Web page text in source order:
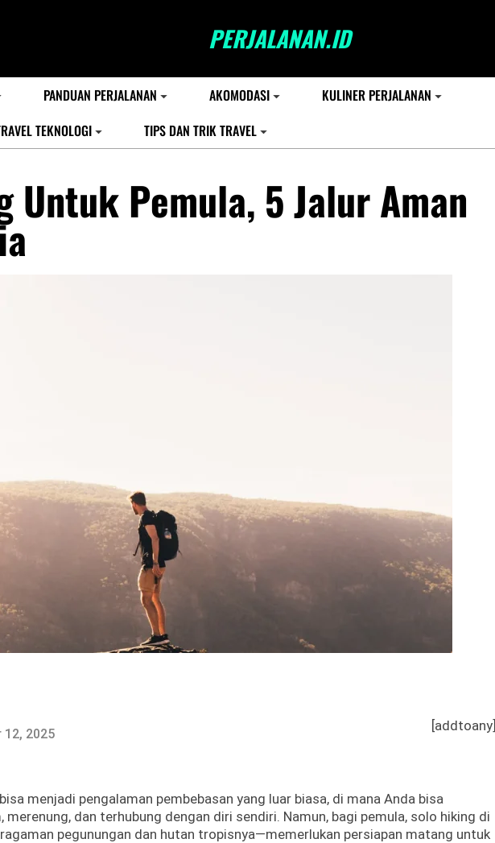
PERJALANAN.ID
PANDUAN PERJALANAN AKOMODASI
KULINER PERJALANAN
TEKNOLOGI TIPS DAN TRIK TRAVEL
Untuk Pemula, 5 Jalur Aman
12, 2025 [addtoany]
menjadi pengalaman pembebasan yang luar biasa, di mana Anda bisa
merenung, dan terhubung dengan diri sendiri. Namun, bagi pemula, solo hiking di
pegunungan dan hutan tropisnya—memerlukan persiapan matang untuk